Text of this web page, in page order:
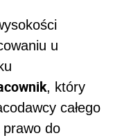
u
, który
całego
do